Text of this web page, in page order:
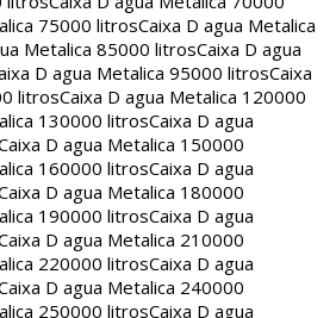
75000 litrosCaixa D agua Metalica
Metalica 85000 litrosCaixa D agua
D agua Metalica 95000 litrosCaixa
litrosCaixa D agua Metalica 120000
130000 litrosCaixa D agua
D agua Metalica 150000
160000 litrosCaixa D agua
D agua Metalica 180000
190000 litrosCaixa D agua
D agua Metalica 210000
220000 litrosCaixa D agua
D agua Metalica 240000
250000 litrosCaixa D agua